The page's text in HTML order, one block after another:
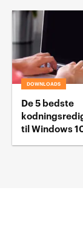
DOWNLOADS
De 5 bedste
til Windows